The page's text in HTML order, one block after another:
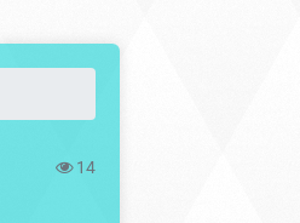
14